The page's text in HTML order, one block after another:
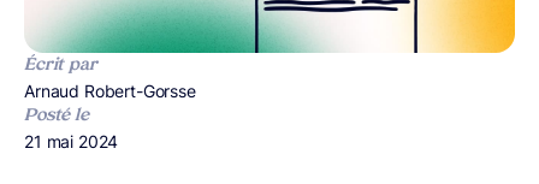
Écrit par
Publié par
Arnaud Robert-Gorsse
Posté le
Publié le
21 mai 2024